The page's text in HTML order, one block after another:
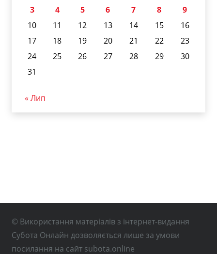
3
4 5 6 7 8
9
10
11 12 13 14 15
16
17
18 19 20 21 22
23
24
25 26 27 28 29
30
31
« Лип
© Використання матеріалів з інтернет-видання
Субота Онлайн дозволяється лише за умови
посилання на сайт subota.online